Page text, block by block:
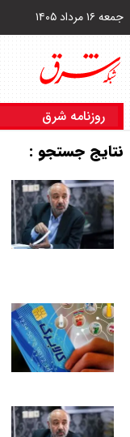
جمعه ۱۶ مرداد ۱۴۰۵
روزنامه شرق
نتایج جستجو :